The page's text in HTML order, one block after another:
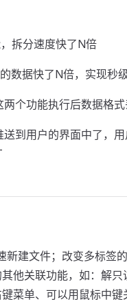
拆分速度快了N倍
数据快了N倍，实现秒
两个功能执行后数据格
到用户的界面中了，
新建文件；改变多标签
他关联功能，如：解
菜单、可以用鼠标中